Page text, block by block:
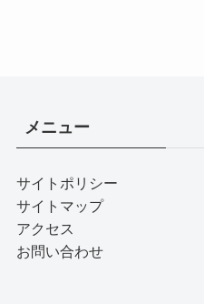
メニュー
サイトポリシー
サイトマップ
アクセス
お問い合わせ